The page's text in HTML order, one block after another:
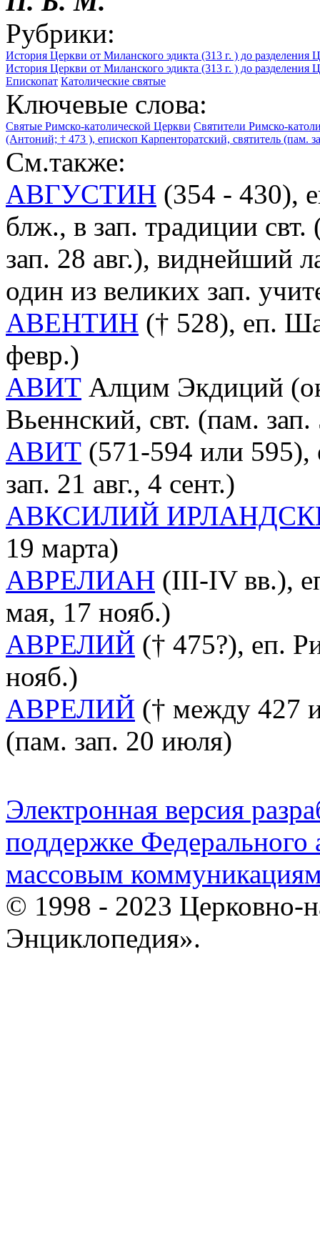
Рубрики:
История Церкви от Миланского эдикта (313 г. ) до
История Церкви от Миланского эдикта (313 г. ) до
Епископат Католические святые
Ключевые слова:
Святые Римско-католической Церкви Святители Римско-
(Антоний; † 473 ), епископ Карпенторатский, святитель (пам.
См.также:
АВГУСТИН (354 - 430),
блж., в зап. традиции
зап. 28 авг.), виднейший
один из великих зап.
АВЕНТИН († 528), еп.
февр.)
АВИТ Алцим Экдиций
Вьеннский, свт. (пам.
АВИТ (571-594 или 595),
зап. 21 авг., 4 сент.)
АВКСИЛИЙ
19 марта)
АВРЕЛИАН (III-IV вв.),
мая, 17 нояб.)
АВРЕЛИЙ († 475?), еп.
нояб.)
АВРЕЛИЙ († между 427
(пам. зап. 20 июля)
Электронная версия
поддержке Федерального
массовым
© 1998 - 2023 Церковно-
Энциклопедия».